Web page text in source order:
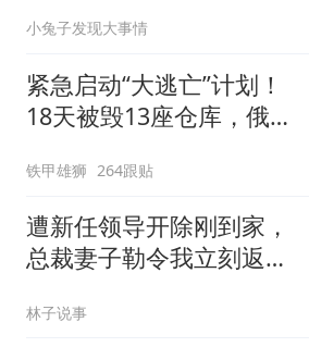
小兔子发现大事情
紧急启动“大逃亡”计划！
18天被毁13座仓库，俄电
策
铁甲雄狮 264跟贴
遭新任领导开除刚到家，
总裁妻子勒令我立刻返
林子说事